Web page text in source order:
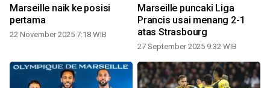
Marseille naik ke posisi
pertama
22 November 2025 7:18 WIB
Marseille puncaki Liga
Prancis usai menang 2-1
atas Strasbourg
27 September 2025 9:32 WIB